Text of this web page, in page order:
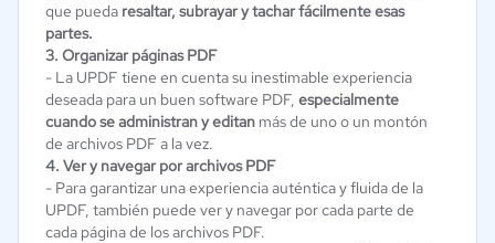
que pueda resaltar, subrayar y tachar fácilmente esas
partes.
3. Organizar páginas PDF
- La UPDF tiene en cuenta su inestimable experiencia
deseada para un buen software PDF, especialmente
cuando se administran y editan más de uno o un montón
de archivos PDF a la vez.
4. Ver y navegar por archivos PDF
- Para garantizar una experiencia auténtica y fluida de la
UPDF, también puede ver y navegar por cada parte de
cada página de los archivos PDF.